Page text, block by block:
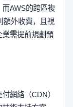
AWS的跨區複
額外收費，且視
需提前規劃預
網絡（CDN）